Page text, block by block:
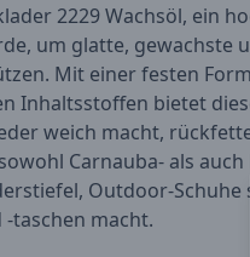
2229 Wachsöl, ein
um glatte, gewachste
Mit einer festen
Inhaltsstoffen bietet
weich macht,
Carnauba- als
Outdoor-Schuhe
taschen macht.